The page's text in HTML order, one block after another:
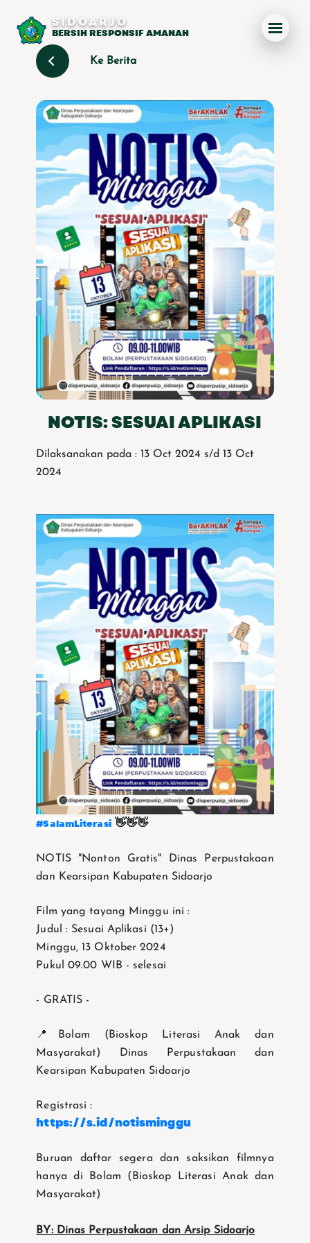
SIDOARJO
BERSIH RESPONSIF AMANAH
Ke Berita
NOTIS: SESUAI APLIKASI
Dilaksanakan pada : 13 Oct 2024 s/d 13 Oct
2024
#SalamLiterasi👋👋👋
NOTIS "Nonton Gratis" Dinas Perpustakaan
dan Kearsipan Kabupaten Sidoarjo
Film yang tayang Minggu ini :
Judul : Sesuai Aplikasi (13+)
Minggu, 13 Oktober 2024
Pukul 09.00 WIB - selesai
- GRATIS -
📍Bolam (Bioskop Literasi Anak dan
Masyarakat) Dinas Perpustakaan dan
Kearsipan Kabupaten Sidoarjo
Registrasi :
https://s.id/notisminggu
Buruan daftar segera dan saksikan filmnya
hanya di Bolam (Bioskop Literasi Anak dan
Masyarakat)
BY: Dinas Perpustakaan dan Arsip Sidoarjo